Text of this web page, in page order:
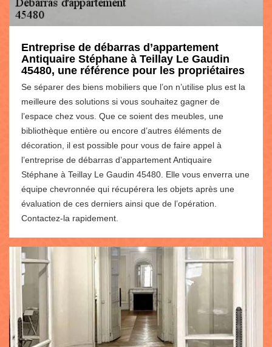
Entreprise de débarras d’appartement
Antiquaire Stéphane à Teillay Le Gaudin
45480, une référence pour les propriétaires
Se séparer des biens mobiliers que l’on n’utilise plus est la
meilleure des solutions si vous souhaitez gagner de
l’espace chez vous. Que ce soient des meubles, une
bibliothèque entière ou encore d’autres éléments de
décoration, il est possible pour vous de faire appel à
l’entreprise de débarras d’appartement Antiquaire
Stéphane à Teillay Le Gaudin 45480. Elle vous enverra une
équipe chevronnée qui récupérera les objets après une
évaluation de ces derniers ainsi que de l’opération.
Contactez-la rapidement.